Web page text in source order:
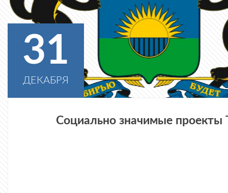
31
ДЕКАБРЯ
Социально значимые проекты